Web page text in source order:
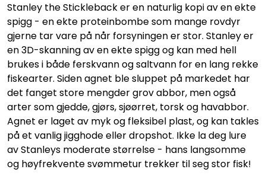
Stanley the Stickleback er en naturlig kopi av en ekte
spigg - en ekte proteinbombe som mange rovdyr
gjerne tar vare på når forsyningen er stor. Stanley er
en 3D-skanning av en ekte spigg og kan med hell
brukes i både ferskvann og saltvann for en lang rekke
fiskearter. Siden agnet ble sluppet på markedet har
det fanget store mengder grov abbor, men også
arter som gjedde, gjørs, sjøørret, torsk og havabbor.
Agnet er laget av myk og fleksibel plast, og kan takles
på et vanlig jigghode eller dropshot. Ikke la deg lure
av Stanleys moderate størrelse - hans langsomme
og høyfrekvente svømmetur trekker til seg stor fisk!